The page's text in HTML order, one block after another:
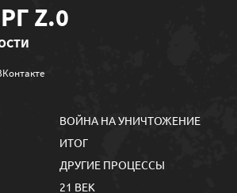
Z.0
ВОЙНА НА УНИЧТОЖЕНИЕ
ИТОГ
ДРУГИЕ ПРОЦЕССЫ
21 ВЕК